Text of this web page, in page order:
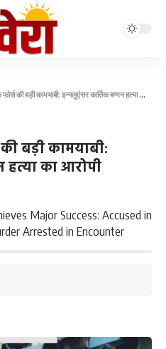
कामयाबी: इन्फ्लुएंसर कार्तिक बग्गन हत्या का आरोपी एनकाउंटर में गिरफ्तार
बड़ी कामयाबी:
हत्या का आरोपी
Major Success: Accused in
Arrested in Encounter